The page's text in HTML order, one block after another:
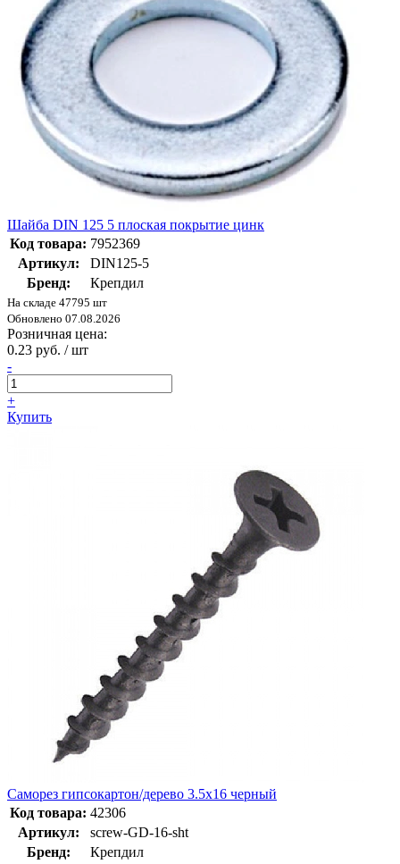
Шайба DIN 125 5 плоская покрытие цинк
Код товара: 7952369
Артикул:
DIN125-5
Бренд:
Крепдил
На складе 47795 шт
Обновлено 07.08.2026
Розничная цена:
0.23 руб. / шт
-
+
Купить
Саморез гипсокартон/дерево 3.5х16 черный
Код товара: 42306
Артикул:
screw-GD-16-sht
Бренд:
Крепдил